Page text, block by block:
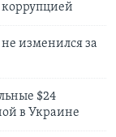
изменился за
$24
в Украине